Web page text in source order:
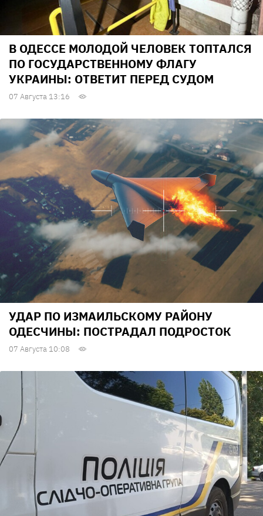
В ОДЕССЕ МОЛОДОЙ ЧЕЛОВЕК ТОПТАЛСЯ
ПО ГОСУДАРСТВЕННОМУ ФЛАГУ
УКРАИНЫ: ОТВЕТИТ ПЕРЕД СУДОМ
07 Августа 13:16
УДАР ПО ИЗМАИЛЬСКОМУ РАЙОНУ
ОДЕСЧИНЫ: ПОСТРАДАЛ ПОДРОСТОК
07 Августа 10:08